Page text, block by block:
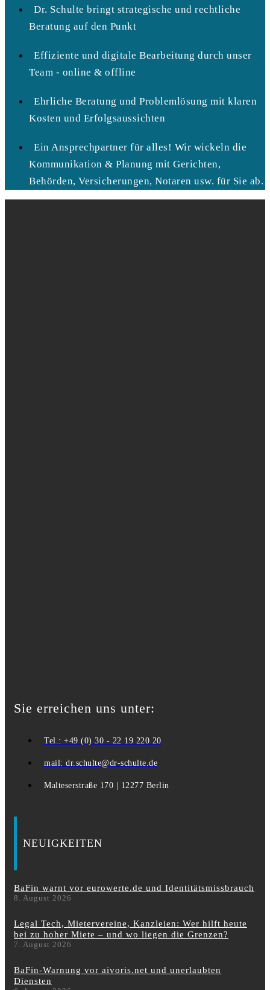
Dr. Schulte bringt strategische und rechtliche
Beratung auf den Punkt
Effiziente und digitale Bearbeitung durch unser
Team - online & offline
Ehrliche Beratung und Problemlösung mit klaren
Kosten und Erfolgsaussichten
Ein Ansprechpartner für alles! Wir wickeln die
Kommunikation & Planung mit Gerichten,
Behörden, Versicherungen, Notaren usw. für Sie ab.
Sie erreichen uns unter:
Tel.: +49 (0) 30 - 22 19 220 20
mail: dr.schulte@dr-schulte.de
Malteserstraße 170 | 12277 Berlin
NEUIGKEITEN
BaFin warnt vor eurowerte.de und Identitätsmissbrauch
8. August 2026
Legal Tech, Mietervereine, Kanzleien: Wer hilft heute
bei zu hoher Miete – und wo liegen die Grenzen?
7. August 2026
BaFin-Warnung vor aivoris.net und unerlaubten
Diensten